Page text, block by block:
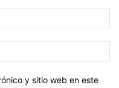
y sitio web en este